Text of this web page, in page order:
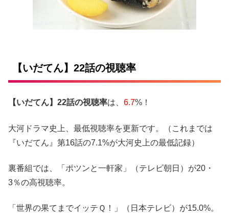
【いだてん】22話の視聴率
【いだてん】22話の視聴率は、 6.7%！
大河ドラマ史上、最低視聴率を更新です。（これまでは
『いだてん』第16話の7.1%が大河史上の最低記録）
裏番組では、「ポツンと一軒家」（テレビ朝日）が20・
3％の高視聴率。
「世界の果てまでイッテＱ！」（日本テレビ）が15.0%。